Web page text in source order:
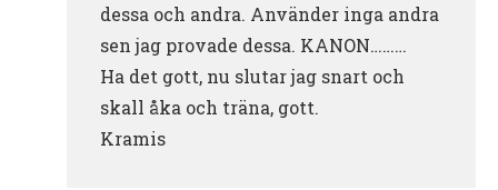
dessa och andra. Använder inga andra
sen jag provade dessa. KANON………
Ha det gott, nu slutar jag snart och
skall åka och träna, gott.
Kramis